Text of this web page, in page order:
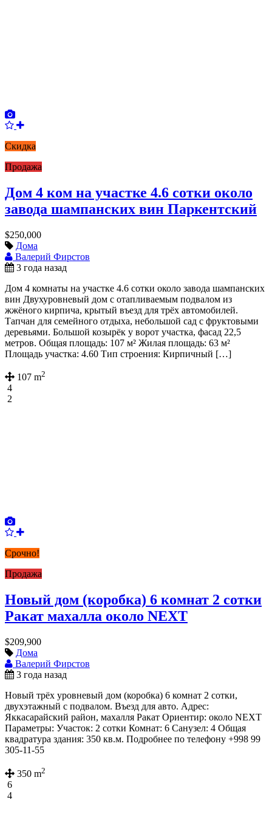
Скидка
Продажа
Дом 4 ком на участке 4.6 сотки около
завода шампанских вин Паркентский
$250,000
Дома
Валерий Фирстов
3 года назад
Дом 4 комнаты на участке 4.6 сотки около завода шампанских
вин Двухуровневый дом с отапливаемым подвалом из
жжёного кирпича, крытый въезд для трёх автомобилей.
Тапчан для семейного отдыха, небольшой сад с фруктовыми
деревьями. Большой козырёк у ворот участка, фасад 22,5
метров. Общая площадь: 107 м² Жилая площадь: 63 м²
Площадь участка: 4.60 Тип строения: Кирпичный […]
107 m2
4
2
Срочно!
Продажа
Новый дом (коробка) 6 комнат 2 сотки
Ракат махалла около NEXT
$209,900
Дома
Валерий Фирстов
3 года назад
Новый трёх уровневый дом (коробка) 6 комнат 2 сотки,
двухэтажный с подвалом. Въезд для авто. Адрес:
Яккасарайский район, махалля Ракат Ориентир: около NEXT
Параметры: Участок: 2 сотки Комнат: 6 Санузел: 4 Общая
квадратура здания: 350 кв.м. Подробнее по телефону +998 99
305-11-55
350 m2
6
4